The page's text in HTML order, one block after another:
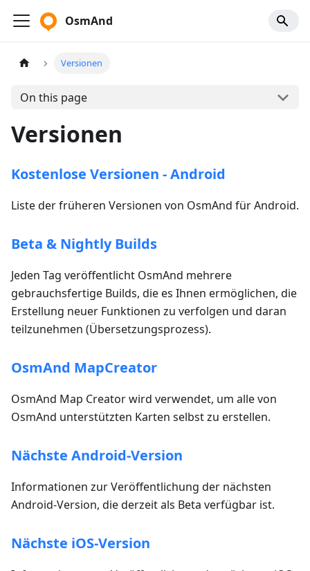
OsmAnd
Versionen
On this page
Versionen
Kostenlose Versionen - Android
Liste der früheren Versionen von OsmAnd für Android.
Beta & Nightly Builds
Jeden Tag veröffentlicht OsmAnd mehrere
gebrauchsfertige Builds, die es Ihnen ermöglichen, die
Erstellung neuer Funktionen zu verfolgen und daran
teilzunehmen (Übersetzungsprozess).
OsmAnd MapCreator
OsmAnd Map Creator wird verwendet, um alle von
OsmAnd unterstützten Karten selbst zu erstellen.
Nächste Android-Version
Informationen zur Veröffentlichung der nächsten
Android-Version, die derzeit als Beta verfügbar ist.
Nächste iOS-Version